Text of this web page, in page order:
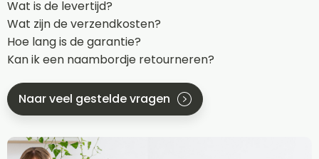
Wat is de levertijd?
Wat zijn de verzendkosten?
Hoe lang is de garantie?
Kan ik een naambordje retourneren?
Naar veel gestelde vragen